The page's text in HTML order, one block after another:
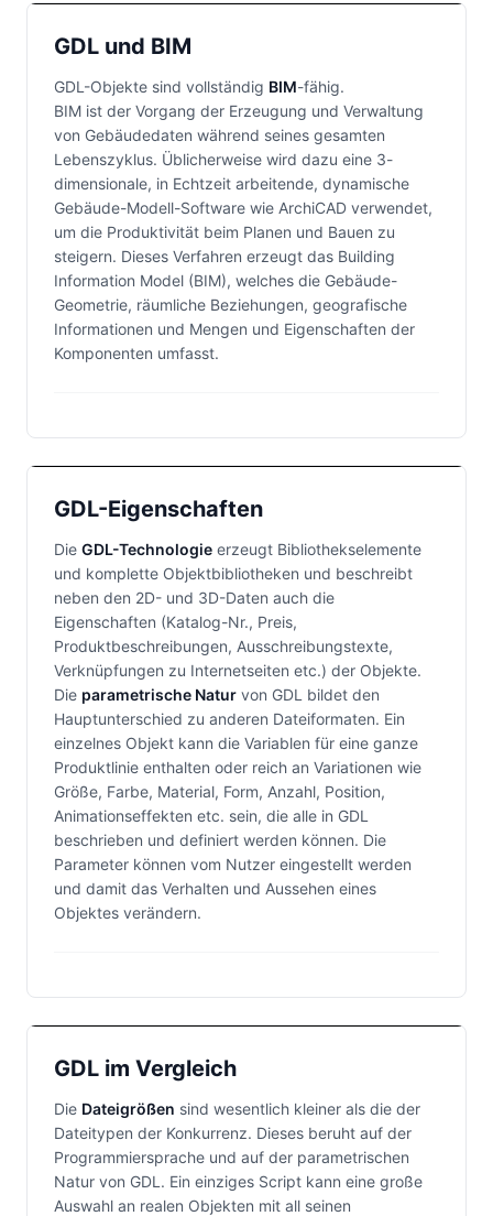
GDL und BIM
GDL-Objekte sind vollständig BIM-fähig.
BIM ist der Vorgang der Erzeugung und Verwaltung
von Gebäudedaten während seines gesamten
Lebenszyklus. Üblicherweise wird dazu eine 3-
dimensionale, in Echtzeit arbeitende, dynamische
Gebäude-Modell-Software wie ArchiCAD verwendet,
um die Produktivität beim Planen und Bauen zu
steigern. Dieses Verfahren erzeugt das Building
Information Model (BIM), welches die Gebäude-
Geometrie, räumliche Beziehungen, geografische
Informationen und Mengen und Eigenschaften der
Komponenten umfasst.
GDL-Eigenschaften
Die GDL-Technologie erzeugt Bibliothekselemente
und komplette Objektbibliotheken und beschreibt
neben den 2D- und 3D-Daten auch die
Eigenschaften (Katalog-Nr., Preis,
Produktbeschreibungen, Ausschreibungstexte,
Verknüpfungen zu Internetseiten etc.) der Objekte.
Die parametrische Natur von GDL bildet den
Hauptunterschied zu anderen Dateiformaten. Ein
einzelnes Objekt kann die Variablen für eine ganze
Produktlinie enthalten oder reich an Variationen wie
Größe, Farbe, Material, Form, Anzahl, Position,
Animationseffekten etc. sein, die alle in GDL
beschrieben und definiert werden können. Die
Parameter können vom Nutzer eingestellt werden
und damit das Verhalten und Aussehen eines
Objektes verändern.
GDL im Vergleich
Die Dateigrößen sind wesentlich kleiner als die der
Dateitypen der Konkurrenz. Dieses beruht auf der
Programmiersprache und auf der parametrischen
Natur von GDL. Ein einziges Script kann eine große
Auswahl an realen Objekten mit all seinen